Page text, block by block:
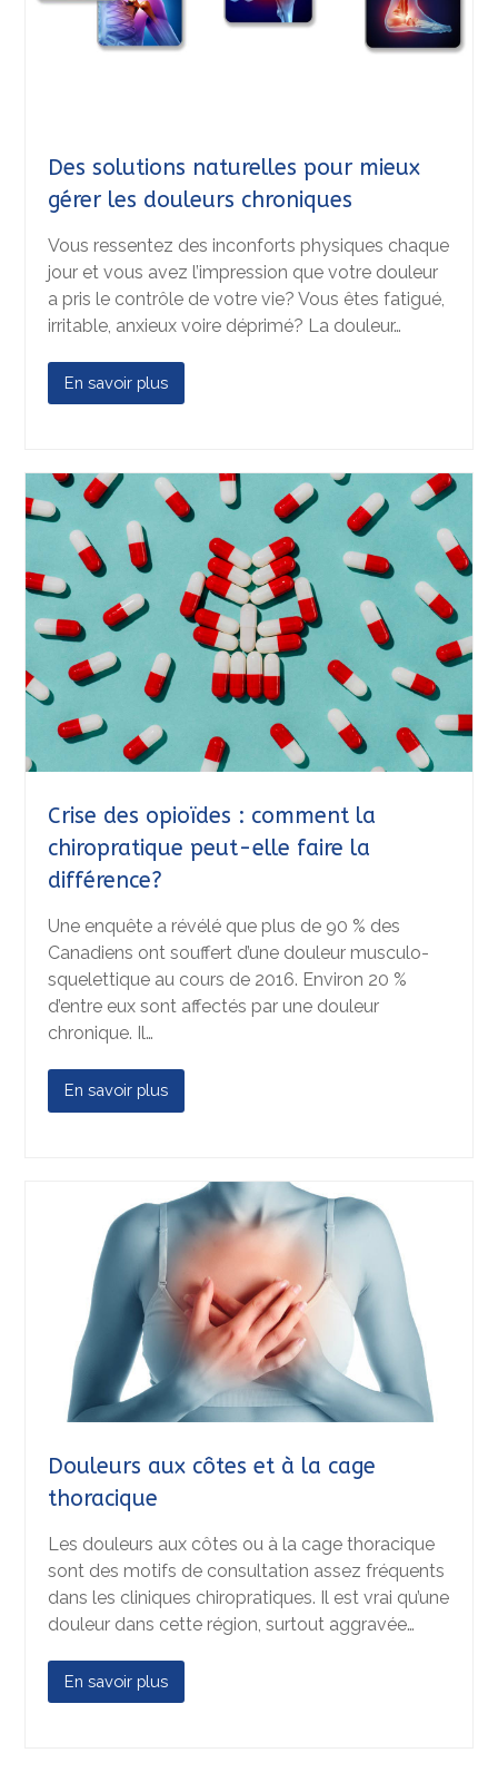
Des solutions naturelles pour mieux
gérer les douleurs chroniques
Vous ressentez des inconforts physiques chaque
jour et vous avez l’impression que votre douleur
a pris le contrôle de votre vie? Vous êtes fatigué,
irritable, anxieux voire déprimé? La douleur…
En savoir plus
Crise des opioïdes : comment la
chiropratique peut-elle faire la
différence?
Une enquête a révélé que plus de 90 % des
Canadiens ont souffert d’une douleur musculo-
squelettique au cours de 2016. Environ 20 %
d’entre eux sont affectés par une douleur
chronique. Il…
En savoir plus
Douleurs aux côtes et à la cage
thoracique
Les douleurs aux côtes ou à la cage thoracique
sont des motifs de consultation assez fréquents
dans les cliniques chiropratiques. Il est vrai qu’une
douleur dans cette région, surtout aggravée…
En savoir plus